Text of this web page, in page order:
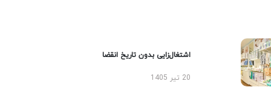
اشتغال‌زایی بدون تاریخ انقضا
20 تیر 1405